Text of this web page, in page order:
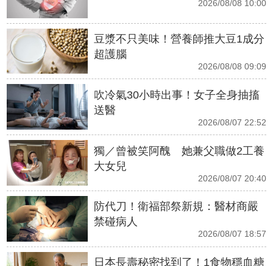
2026/08/08 10:00
豆漿不只美味！營養師推大豆1成分
超護腦
2026/08/08 09:09
吹冷氣30小時出事！女子全身抽搐
送醫
2026/08/07 22:52
獨／曾被笑阿醜 她兼父職做2工養
大女兒
2026/08/07 20:40
防代刀！衛福部祭新規：醫材商嚴
禁碰病人
2026/08/07 18:57
日本長壽秘密找到了！1食物穩血糖